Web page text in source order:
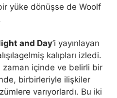
yüke dönüşse de Woolf
and Day’i yayınlayan
kalıpları izledi.
zaman içinde ve belirli bir
birbirleriyle ilişkiler
varıyorlardı. Bu iki